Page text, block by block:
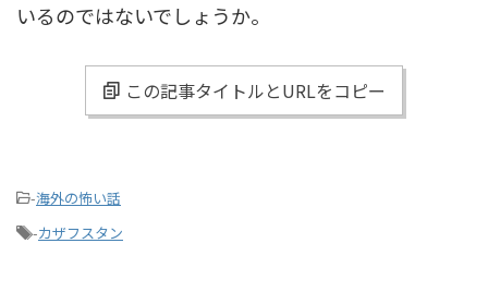
いるのではないでしょうか。
この記事タイトルとURLをコピー
-海外の怖い話
-カザフスタン